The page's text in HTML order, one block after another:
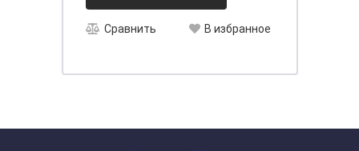
Сравнить В избранное